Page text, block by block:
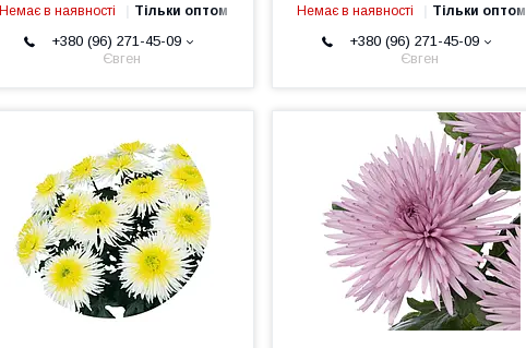
Немає в наявності Тільки оптом
+380 (96) 271-45-09
Євген
Немає в наявності Тільки оптом
+380 (96) 271-45-09
Євген